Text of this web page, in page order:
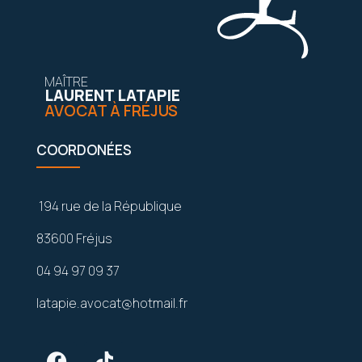
MAÎTRE
LAURENT LATAPIE
AVOCAT À FRÉJUS
COORDONÉES
194 rue de la République
83600 Fréjus
04 94 97 09 37
latapie.avocat@hotmail.fr